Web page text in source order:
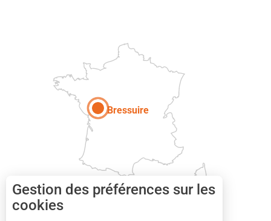
Bressuire
Gestion des préférences sur les
cookies